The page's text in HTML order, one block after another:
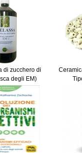
di zucchero di
degli EM)